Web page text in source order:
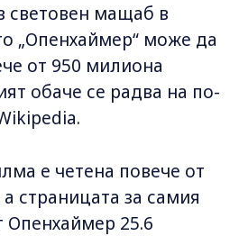
световен мащаб в
„Опенхаймер“ може да
от 950 милиона
обаче се радва на по-
е четена повече от
страницата за самия
25.6